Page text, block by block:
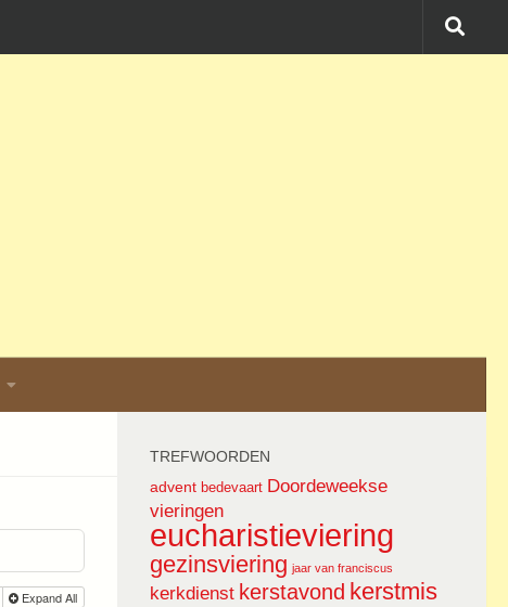
Expand All
TREFWOORDEN
advent bedevaart Doordeweekse
vieringen
eucharistieviering
gezinsviering jaar van franciscus
kerkdienst kerstavond kerstmis